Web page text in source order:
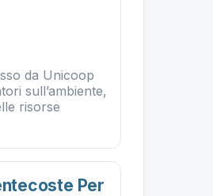
da Unicoop
sull’ambiente,
risorse
Per